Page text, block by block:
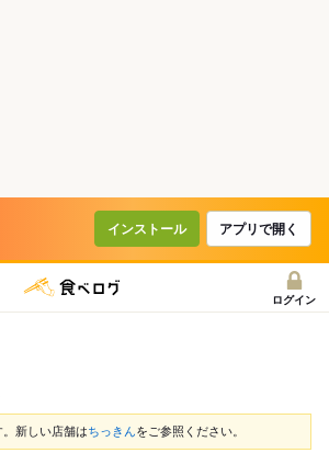
インストール アプリで開く
ログイン
新しい店舗はちっきんをご参照ください。